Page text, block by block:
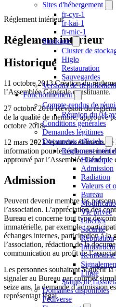
Sites d'hébergement
fr-cyr-1
fr-kai-1
fr-mic-1
Stockage
Cluster de
Higlo
Restauration
Sauvegardes
Versions de
Fonctionnement
Compte-rendus de
Réunion du 04
Conditions générales
Demandes légitimes
Documents officiels
Réglement
Historique
Admission
Radiation
Valeurs et
Bureau
Vie privée
Libertés
Sécurité
Réputation
Litige
Statuts de
Domaines disponibles
Fediverse
Réglement intérieur
Réglement intérieur
Historique
11 octobre 2013 Création du
l’Assemblée Générale constituante.
27 octobre 2018 Révision du
de la qualité de membre, approuvé
octobre 2018.
12 mars 2023 Ajout des éléments
information pour le remboursement
approuvé par l’Assemblée Générale
Admission
Peuvent devenir membre les
l’association. L’appréciation des
Bureau et concerne tout type de
immatérielle, par exemple :
échanges internes, participation à la
l’association, rédaction de la
communication au profit de
Les personnes souhaitant acquérir
signaler au Bureau par courrier
seize ans, la demande d’admission
représentant légal.